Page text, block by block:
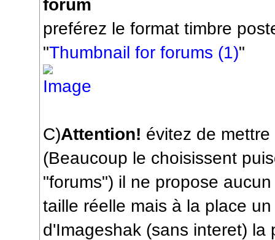
forum
preférez le format timbre
"Thumbnail for forums (1)"
C)Attention! évitez de
(Beaucoup le choisissent
"forums") il ne propose
taille réelle mais à la place
d'Imageshak (sans interet) la